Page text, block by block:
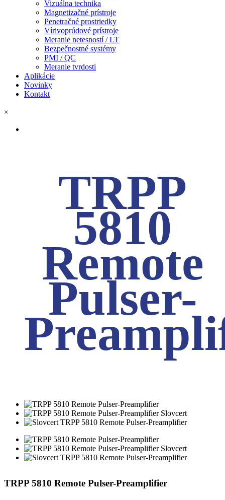
Vizuálna technika
Magnetizačné prístroje
Penetračné prostriedky
Vírivoprúdové prístroje
Meranie netesností / LT
Bezpečnostné systémy
PMI / QC
Meranie tvrdosti
Aplikácie
Novinky
Kontakt
×
TRPP
5810
Remote
Pulser-
TRPP 5810 Remote Pulser-Preamplifier